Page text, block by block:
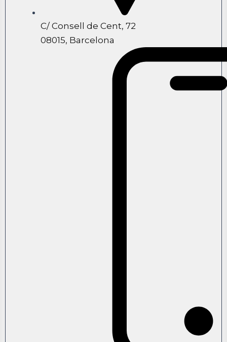
C/ Consell de Cent, 72
08015, Barcelona